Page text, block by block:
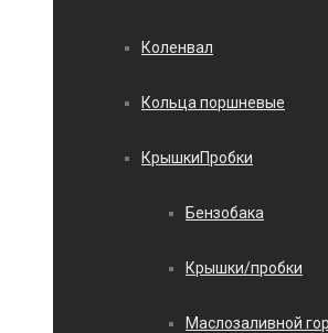
Коленвал
Кольца поршневые
КрышкиПробки
Бензобака
Крышки/пробки
Маслозаливной